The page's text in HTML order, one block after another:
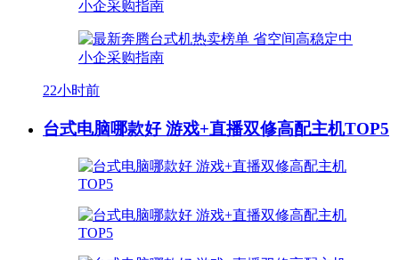
22小时前
台式电脑哪款好 游戏+直播双修高配主机TOP5